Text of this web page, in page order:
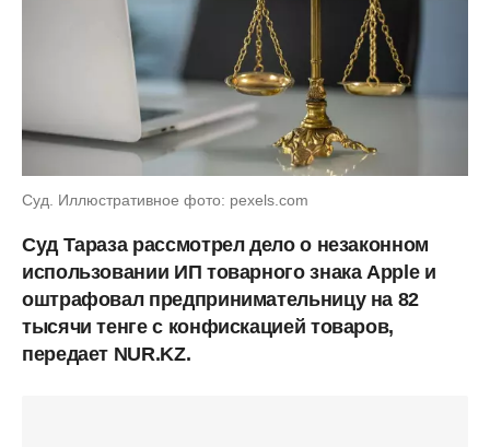
Суд. Иллюстративное фото: pexels.com
Суд Тараза рассмотрел дело о незаконном
использовании ИП товарного знака Apple и
оштрафовал предпринимательницу на 82
тысячи тенге с конфискацией товаров,
передает NUR.KZ.